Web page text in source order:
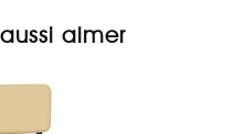
aimer